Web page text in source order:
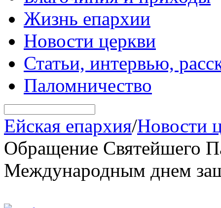
Жизнь епархии
Новости церкви
Статьи, интервью,
Паломничество
Ейская епархия/Новости
Обращение Святейшего
Международным днем